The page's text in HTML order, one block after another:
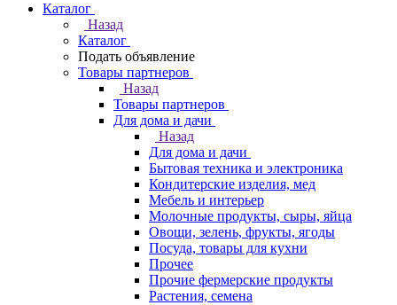
Каталог
Назад
Каталог
Подать объявление
Товары партнеров
Назад
Товары партнеров
Для дома и дачи
Назад
Для дома и дачи
Бытовая техника и электроника
Кондитерские изделия, мед
Мебель и интерьер
Молочные продукты, сыры, яйца
Овощи, зелень, фрукты, ягоды
Посуда, товары для кухни
Прочее
Прочие фермерские продукты
Растения, семена